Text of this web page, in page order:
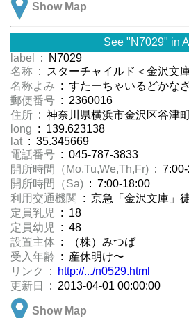
Show Map
See "N7029" in
label
: N7029
名称 : スターチャイルド＜金沢文
名称よみ : すたーちゃいるどかな
郵便番号 : 2360016
住所 : 神奈川県横浜市金沢区谷津
long : 139.623138
lat : 35.345669
電話番号 : 045-787-3833
開所時間（Mo,Tu,We,Th,Fr) :
開所時間（Sa) : 7:00-18:00
利用交通機関
: 京急「金沢文庫」
定員乳児
: 18
定員幼児
: 48
設置主体 : （株）みつば
受入年齢 : 産休明け〜
リンク
:
http://.../n0529.html
更新日
: 2013-04-01 00:00:00
Show Map